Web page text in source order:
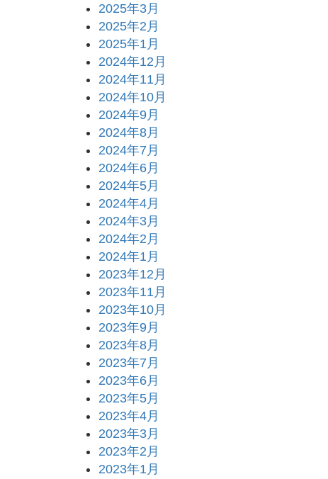
2025年3月
2025年2月
2025年1月
2024年12月
2024年11月
2024年10月
2024年9月
2024年8月
2024年7月
2024年6月
2024年5月
2024年4月
2024年3月
2024年2月
2024年1月
2023年12月
2023年11月
2023年10月
2023年9月
2023年8月
2023年7月
2023年6月
2023年5月
2023年4月
2023年3月
2023年2月
2023年1月